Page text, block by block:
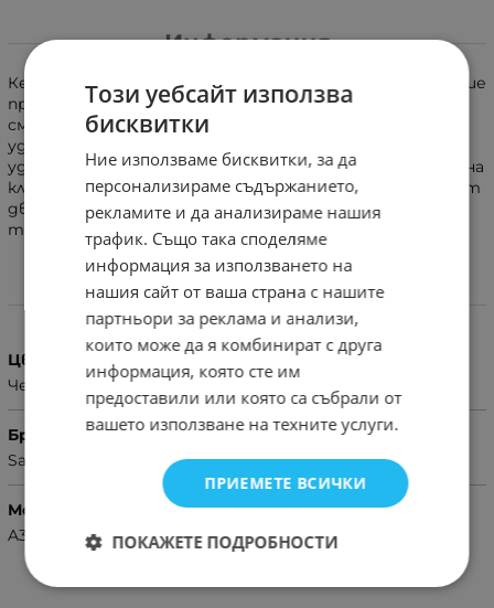
Информация
Кейс за мобилен телефон, който е перфектно решение
при екстремни спортове, както и за хора, чиито
смартфони са изложени на опасност от падане или
удари. Двойното покритие неутрализира удари, а
удобната стойка позволява да се ползва и за гледане на
клипчета, снимки и др. по време на път. Направен е от
две части – дебела и гъвкава гума, както и дебел
твърд капак.
Характеристики
Цвят
Червен
Бранд
Samsung
Модел Телефон
A34
Този уебсайт използва
бисквитки
Ние използваме бисквитки, за да
персонализираме съдържанието,
рекламите и да анализираме нашия
трафик. Също така споделяме
информация за използването на
нашия сайт от ваша страна с нашите
партньори за реклама и анализи,
които може да я комбинират с друга
информация, която сте им
предоставили или която са събрали от
вашето използване на техните услуги.
ПРИЕМЕТЕ ВСИЧКИ
ПОКАЖЕТЕ ПОДРОБНОСТИ